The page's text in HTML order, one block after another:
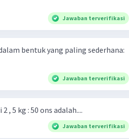
Jawaban terverifikasi
bentuk yang paling sederhana:
Jawaban terverifikasi
, 5 kg : 50 ons adalah....
Jawaban terverifikasi